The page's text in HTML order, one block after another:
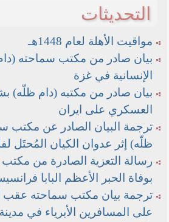
نصائح وتوجيهات للمقاتلين في
الجمعة لممثل المرجعية الدينية
رمضان /1435هـ) الموافق( 11/ تموز/2014م )
نصّ ما ورد بشأن الوضع الراهن
الجمعة التي ألقاها فضيلة
هـ ) الموافق (4/ تموز / 2014م)
نصّ ما ورد بشأن الأوضاع
الجمعة التي ألقاها فضيلة
1435هـ ) الموافق (20 / حزيران / 2014 م)
----- تصريح حول الأوضاع الراهنة
التحديثات
مواقيت الأهلة لعام 1448هـ
بيان صادر من مكتب سماحته
الإنسانية في غزة
بيان صادر من مكتبه (دام ظلّه)
العسكري على ايران
ترجمة البيان الصادر عن مكتب
ظلّه) إثر عدوان الكيان المُحتَل
رسالة التعزية الصادرة من
بوفاة الحبر الأعظم البابا
ترجمة بيان مكتب سماحته عقب
على المسافرين الأبرياء في